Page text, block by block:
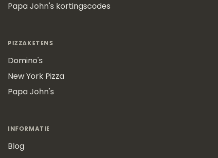
Papa John's kortingscodes
PIZZAKETENS
Domino's
New York Pizza
Papa John's
INFORMATIE
Blog